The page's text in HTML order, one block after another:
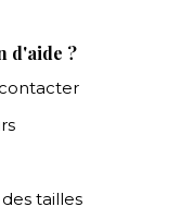
d'aide ?
tailles